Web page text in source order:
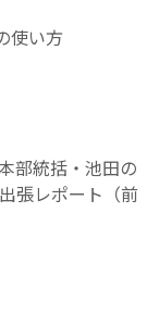
使い方
部統括・池田の
張レポート（前